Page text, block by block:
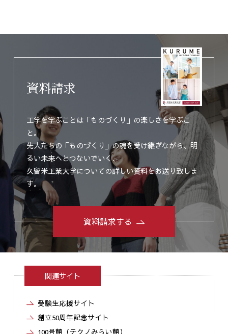
資料請求
工学を学ぶことは「ものづくり」の楽しさを学ぶこ
と。
先人たちの「ものづくり」の魂を受け継ぎながら、明
るい未来へとつないでいく、
久留米工業大学についての詳しい資料をお送り致しま
す。
資料請求する
関連サイト
受験生応援サイト
創立50周年記念サイト
100号館（テクノみらい館）